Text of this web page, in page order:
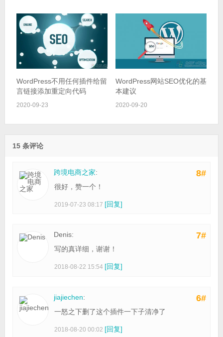
WordPress不用任何插件给留
言链接添加重定向代码
2020-09-23
WordPress网站SEO优化的基
本建议
2020-09-20
15 条评论
8#
跨境电商之家:
很好，赞一个！
2019-07-23 08:17 [回复]
7#
Denis:
写的真详细，谢谢！
2018-08-22 15:54 [回复]
6#
jiajiechen:
一怒之下删了这个插件一下子清净了
2018-08-20 00:02 [回复]